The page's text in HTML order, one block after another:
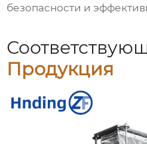
безопасности и
Продукция